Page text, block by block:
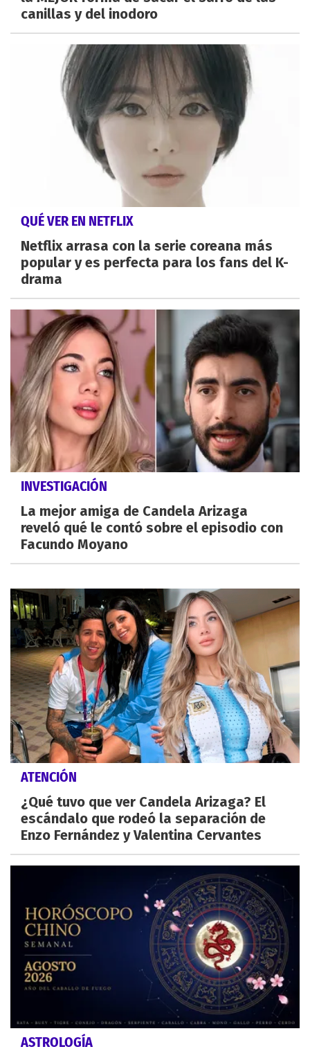
canillas y del inodoro
QUÉ VER EN NETFLIX
Netflix arrasa con la serie coreana más
popular y es perfecta para los fans del K-
drama
INVESTIGACIÓN
La mejor amiga de Candela Arizaga
reveló qué le contó sobre el episodio con
Facundo Moyano
ATENCIÓN
¿Qué tuvo que ver Candela Arizaga? El
escándalo que rodeó la separación de
Enzo Fernández y Valentina Cervantes
ASTROLOGÍA